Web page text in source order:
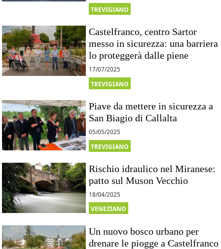
TREVIGIANO
Castelfranco, centro Sartor
messo in sicurezza: una barriera
lo proteggerà dalle piene
17/07/2025
TREVIGIANO
Piave da mettere in sicurezza a
San Biagio di Callalta
05/05/2025
TREVIGIANO
Rischio idraulico nel Miranese:
patto sul Muson Vecchio
18/04/2025
VENEZIANO
Un nuovo bosco urbano per
drenare le piogge a Castelfranco